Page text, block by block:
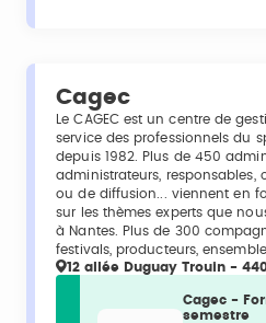
Cagec
Le CAGEC est un centre de
service des professionnels du
depuis 1982. Plus de 450
administrateurs, responsables,
ou de diffusion... viennent en
sur les thèmes experts que
à Nantes. Plus de 300
festivals, producteurs,
12 allée Duguay Trouin -
Cagec -
semestre